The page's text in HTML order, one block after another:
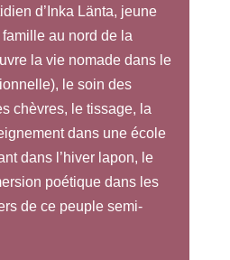
d’Inka Länta, jeune
au nord de la
la vie nomade dans le
le soin des
chèvres, le tissage, la
dans une école
dans l’hiver lapon, le
poétique dans les
de ce peuple semi-